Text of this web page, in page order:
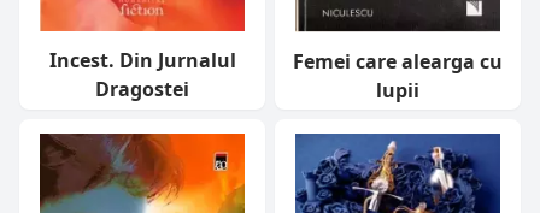
Incest. Din Jurnalul
Dragostei
Femei care alearga cu
lupii